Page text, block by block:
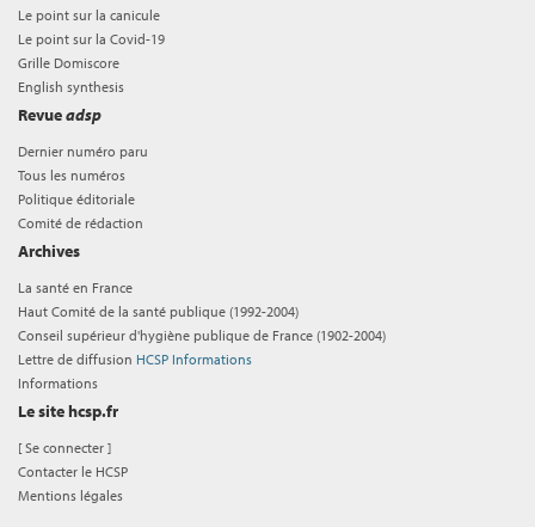
Le point sur la canicule
Le point sur la Covid-19
Grille Domiscore
English synthesis
Revueadsp
Dernier numéro paru
Tous les numéros
Politique éditoriale
Comité de rédaction
Archives
La santé en France
Haut Comité de la santé publique (1992-2004)
Conseil supérieur d'hygiène publique de France (1902-2004)
Lettre de diffusion HCSP Informations
Informations
Le site hcsp.fr
[Se connecter ]
Contacter le HCSP
Mentions légales